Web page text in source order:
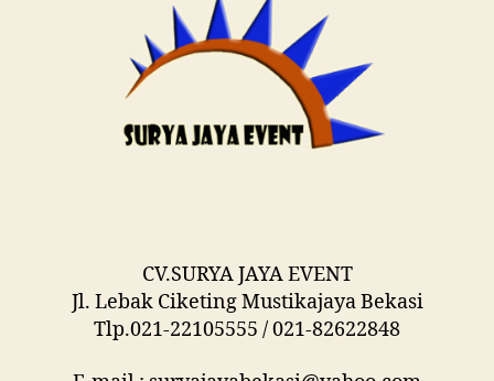
CV.SURYA JAYA EVENT
Jl. Lebak Ciketing Mustikajaya Bekasi
Tlp.021-22105555 / 021-82622848